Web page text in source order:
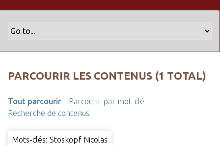
PARCOURIR LES CONTENUS (1 TOTAL)
Tout parcourir
Parcourir par mot-clé
Recherche de contenus
Mots-clés: Stoskopf Nicolas